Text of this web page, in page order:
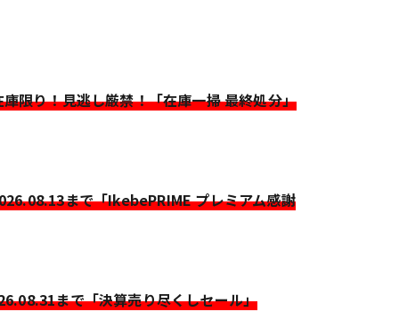
限り！見逃し厳禁！「在庫一掃 最終処分」
まで「IkebePRIME プレミアム感謝
まで「決算売り尽くしセール」